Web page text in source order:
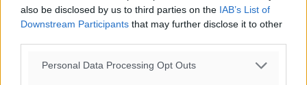
also be disclosed by us to third parties on the IAB’s List of
Downstream Participants that may further disclose it to other
Personal Data Processing Opt Outs
πρόκειται ν’ αποτρέψουν το μεταναστευτικό,
προσφυγικό ρεύμα, γιατί η αιτία είναι η φτώχεια, η πείνα,
η εξαθλίωση, οι ιμπεριαλιστικές επεμβάσεις των ΗΠΑ,
πηγών, την εκμετάλλευση των λαών σε κάθε σημείο του